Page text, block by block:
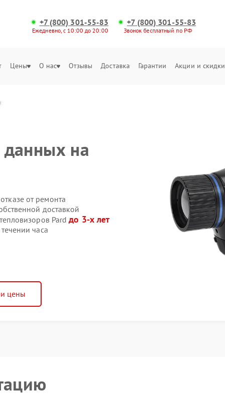
+7 (800) 301-55-83
Ежедневно, с 10:00 до 20:00
+7 (800) 301-55-83
Звонок бесплатный по РФ
Цены О нас Отзывы Доставка Гарантии Акции и скидки
на
от ремонта
доставкой
Pardдо 3-х лет
часа
цены